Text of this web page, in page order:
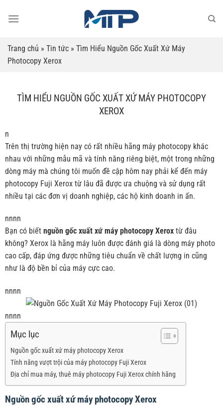
qua
dung
Trang chủ » Tin tức » Tìm Hiểu Nguồn Gốc Xuất Xứ Máy
Photocopy Xerox
TÌM HIỂU NGUỒN GỐC XUẤT XỨ MÁY PHOTOCOPY
XEROX
n
Trên thị trường hiện nay có rất nhiều hãng máy photocopy khác
nhau với những mẫu mã và tính năng riêng biệt, một trong những
dòng máy mà chúng tôi muốn đề cập hôm nay phải kể đến máy
photocopy Fuji Xerox từ lâu đã được ưa chuộng và sử dụng rất
nhiều tại các đơn vị doanh nghiệp, các hộ kinh doanh in ấn.
nnnn
Bạn có biết nguồn gốc xuất xứ máy photocopy Xeroxtừ đâu
không? Xerox là hãng máy luôn được đánh giá là dòng máy photo
cao cấp, đáp ứng được những tiêu chuẩn về chất lượng in cũng
như là độ bền bỉ của máy cực cao.
nnnn
nnnn
Mục lục
Nguồn gốc xuất xứ máy photocopy Xerox
Tính năng vượt trội của máy photocopy Fuji Xerox
Địa chỉ mua máy, thuê máy photocopy Fuji Xerox chính hãng
Nguồn gốc xuất xứ máy photocopy Xerox